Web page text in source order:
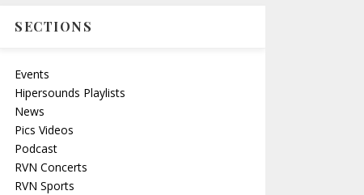
SECTIONS
Events
Hipersounds Playlists
News
Pics Videos
Podcast
RVN Concerts
RVN Sports